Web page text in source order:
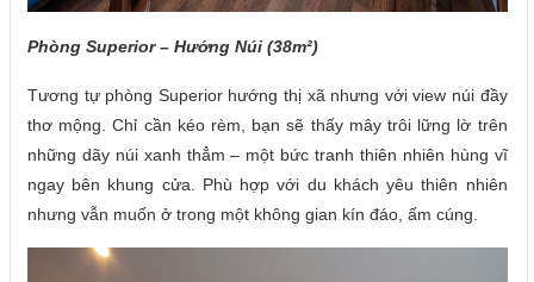
Phòng Superior – Hướng Núi (38m²)
Tương tự phòng Superior hướng thị xã nhưng với view núi đầy
thơ mộng. Chỉ cần kéo rèm, bạn sẽ thấy mây trôi lững lờ trên
những dãy núi xanh thẳm – một bức tranh thiên nhiên hùng vĩ
ngay bên khung cửa. Phù hợp với du khách yêu thiên nhiên
nhưng vẫn muốn ở trong một không gian kín đáo, ấm cúng.